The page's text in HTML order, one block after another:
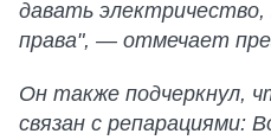
давать
права", — отмечает
Он также подчеркнул,
связан с репарациями: